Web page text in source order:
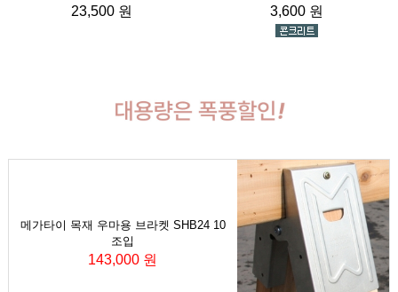
23,500 원 3,600 원
메가타이 목재 우마용 브라켓 SHB24 10
조입
143,000 원